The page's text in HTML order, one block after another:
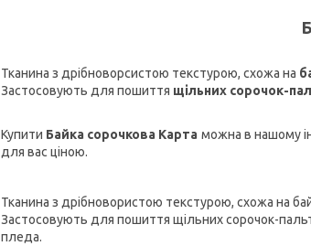
Тканина з дрібноворсистою текстурою, схожа на
Застосовують для пошиття щільних сорочок-
Купити Байка сорочкова Карта можна в нашому
для вас ціною.
Тканина з дрібновористою текстурою, схожа на
Застосовують для пошиття щільних сорочок-
пледа.